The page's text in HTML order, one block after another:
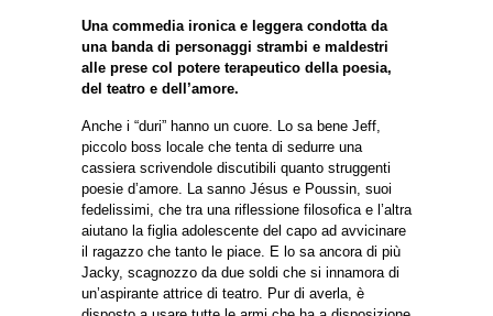
Una commedia ironica e leggera condotta da
una banda di personaggi strambi e maldestri
alle prese col potere terapeutico della poesia,
del teatro e dell’amore.
Anche i “duri” hanno un cuore. Lo sa bene Jeff,
piccolo boss locale che tenta di sedurre una
cassiera scrivendole discutibili quanto struggenti
poesie d’amore. La sanno Jésus e Poussin, suoi
fedelissimi, che tra una riflessione filosofica e l’altra
aiutano la figlia adolescente del capo ad avvicinare
il ragazzo che tanto le piace. E lo sa ancora di più
Jacky, scagnozzo da due soldi che si innamora di
un’aspirante attrice di teatro. Pur di averla, è